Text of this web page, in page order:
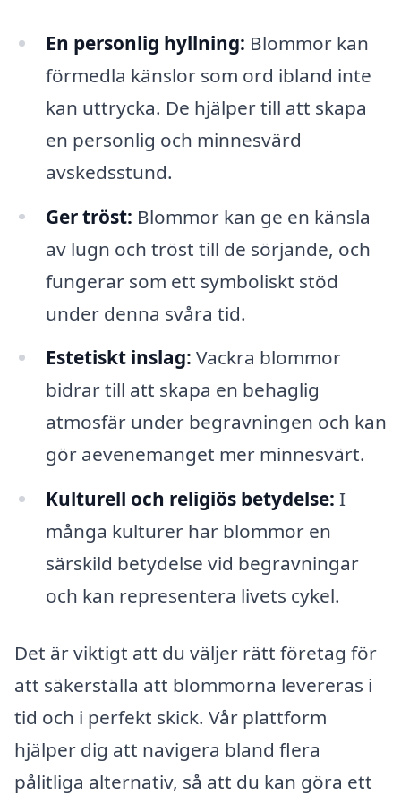
En personlig hyllning: Blommor kan
förmedla känslor som ord ibland inte
kan uttrycka. De hjälper till att skapa
en personlig och minnesvärd
avskedsstund.
Ger tröst: Blommor kan ge en känsla
av lugn och tröst till de sörjande, och
fungerar som ett symboliskt stöd
under denna svåra tid.
Estetiskt inslag: Vackra blommor
bidrar till att skapa en behaglig
atmosfär under begravningen och kan
gör aevenemanget mer minnesvärt.
Kulturell och religiös betydelse: I
många kulturer har blommor en
särskild betydelse vid begravningar
och kan representera livets cykel.
Det är viktigt att du väljer rätt företag för
att säkerställa att blommorna levereras i
tid och i perfekt skick. Vår plattform
hjälper dig att navigera bland flera
pålitliga alternativ, så att du kan göra ett